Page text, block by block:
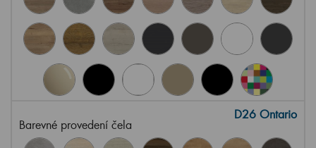
Barevné provedení čela
D26 Ontario